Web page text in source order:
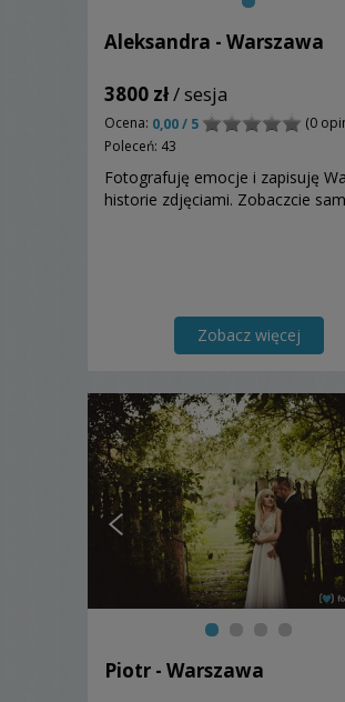
Aleksandra - Warszawa
3800 zł/ sesja
Ocena: 0,00 / 5
(0
Poleceń: 43
Fotografuję emocje i zapisuję
historie zdjęciami. Zobaczcie
Zobacz więcej
Piotr - Warszawa